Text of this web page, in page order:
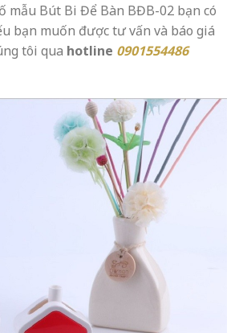
mẫu Bút Bi Để Bàn BĐB-02 bạn có
bạn muốn được tư vấn và báo giá
tôi qua hotline 0901554486